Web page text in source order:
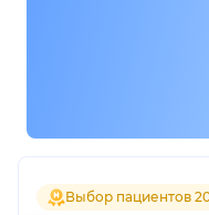
Выбор пациентов